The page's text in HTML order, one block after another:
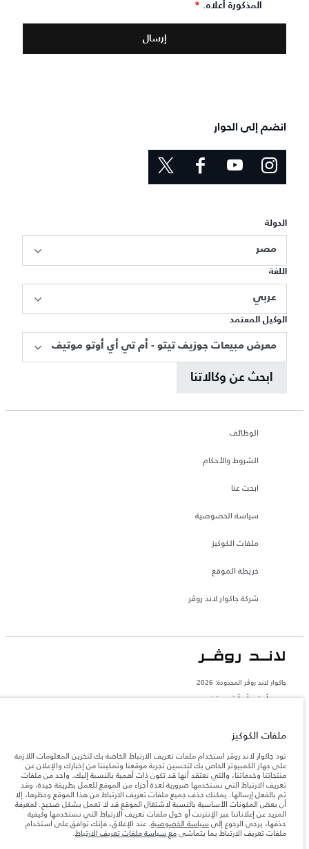
المذكورة أعلاه. *
انضم إلى الحوار
الدولة
مصر
اللغة
عربي
الوكيل المعتمد
معرض مبيعات جوزيف تيتو - أم تي أي أوتو موتيف
ابحث عن وكالاتنا
الوظائف
الشروط والأحكام
ابحث عنا
سياسة الخصوصية
ملفات الكوكيز
خريطة الموقع
شركة جاكوار لاند روڤر
جاكوار لاند روڨر المحدودة: 2026
مصر, أم تي أي أوتو موتيف
والحد الأقصى لأحمال المحور عند تحميل السيارة بالإكسسوارات والركاب والسوائل والوقود
المعلومات والمواصفات والأسعار والألوان المذكورة على هذا الموقع قد تختلف من بلد إلى
آخر، كما أنّها قد تتغير بدون إشعار مسبق. الرجاء التواصل مع وكيلنا المحلي للتأكد من توفّرها
والتحقق من الأسعار.
ملاحظة مهمة حول الصور والمواصفات. إن النقص العالمي في أشباه الموصلات يؤثر حاليًا
في مواصفات تصميم السيارات وتوفر الخيارات وتوقيتات التصاميم. هذا ظرف ديناميكي
للغاية، ونتيجة لذلك، قد لا تمثّل الصور المستخدَمة ضمن موقع الويب حاليًا المواصفات الحالية
بالكامل بالنسبة إلى الميزات والخيارات والحلية ومجموعات الألوان. يرجى استشارة وكيلك الذي
ملفات الكوكيز
تود جاكوار لاند روڤر استخدام ملفات تعريف الارتباط الخاصة بك لتخزين المعلومات اللازمة
على جهاز الكمبيوتر الخاص بك لتحسين تجربة موقعنا وتمكيننا من إخبارك والإعلان عن
منتجاتنا وخدماتنا، والتي نعتقد أنها قد تكون ذات أهمية بالنسبة إليك. واحد من ملفات
تعريف الارتباط التي نستخدمها ضرورية لعدة أجزاء من الموقع للعمل بطريقة جيدة، وقد
تم بالفعل إرسالها. يمكنك حذف جميع ملفات تعريف الارتباط من هذا الموقع وحظرها، إلا
أن بعض المكونات الأساسية بالنسبة لاشتغال الموقع قد لا تعمل بشكل صحيح. لمعرفة
المزيد عن إعلاناتنا عبر الإنترنت أو حول ملفات تعريف الارتباط التي نستخدمها وكيفية
حذفها، يرجى الرجوع إلى سياسة الخصوصية. عند الإغلاق، فإنك توافق على استخدام
ملفات تعريف الارتباط بما يتماشىمع سياسة ملفات تعريف الارتباط.